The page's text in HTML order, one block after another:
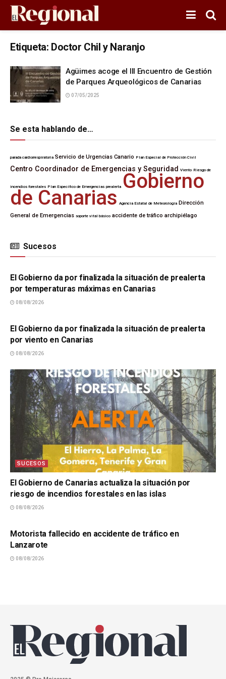
Etiqueta: Doctor Chil y Naranjo
Agüimes acoge el III Encuentro de Gestión
de Parques Arqueológicos de Canarias
07/05/2025
Se esta hablando de…
parada cardiorrespiratoria Servicio de Urgencias Canario Plan Especial de Protección Civil
Centro Coordinador de Emergencias y Seguridad Viento Riesgo de
incendios forestales Plan Específico de Emergencias prealerta Gobierno
de Canarias Agencia Estatal de Meteorología Dirección
General de Emergencias soporte vital básico accidente de tráfico archipiélago
Sucesos
SUCESOS
El Gobierno da por finalizada la situación de prealerta
por temperaturas máximas en Canarias
08/08/2026
El Gobierno da por finalizada la situación de prealerta
por viento en Canarias
08/08/2026
SUCESOS
El Gobierno de Canarias actualiza la situación por
riesgo de incendios forestales en las islas
08/08/2026
Motorista fallecido en accidente de tráfico en
Lanzarote
08/08/2026